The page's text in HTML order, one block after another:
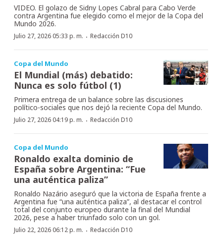
VIDEO. El golazo de Sidny Lopes Cabral para Cabo Verde
contra Argentina fue elegido como el mejor de la Copa del
Mundo 2026.
Julio 27, 2026 05:33 p. m. · Redacción D10
Copa del Mundo
El Mundial (más) debatido:
Nunca es solo fútbol (1)
Primera entrega de un balance sobre las discusiones
político-sociales que nos dejó la reciente Copa del Mundo.
Julio 27, 2026 04:19 p. m. · Redacción D10
Copa del Mundo
Ronaldo exalta dominio de
España sobre Argentina: “Fue
una auténtica paliza”
Ronaldo Nazário aseguró que la victoria de España frente a
Argentina fue “una auténtica paliza”, al destacar el control
total del conjunto europeo durante la final del Mundial
2026, pese a haber triunfado solo con un gol.
Julio 22, 2026 06:12 p. m. · Redacción D10